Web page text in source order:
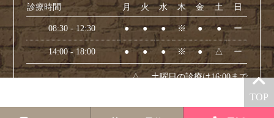
TOP
診療時間 月 火 水 木 金 土 日
08:30 - 12:30 ● ● ● ※ ● ● ー
14:00 - 18:00 ● ● ● ※ ● △ ー
△… 土曜日の診療は16:00まで
休診日：日曜日・祝日